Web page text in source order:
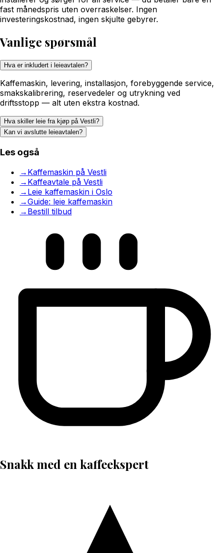
fast månedspris uten overraskelser. Ingen
investeringskostnad, ingen skjulte gebyrer.
Vanlige spørsmål
Hva er inkludert i leieavtalen?
Kaffemaskin, levering, installasjon, forebyggende service,
smakskalibrering, reservedeler og utrykning ved
driftsstopp — alt uten ekstra kostnad.
Hva skiller leie fra kjøp på Vestli?
Kan vi avslutte leieavtalen?
Les også
→ Kaffemaskin på Vestli
→ Kaffeavtale på Vestli
→ Leie kaffemaskin i Oslo
→Guide: leie kaffemaskin
→ Bestill tilbud
Snakk med en kaffeekspert